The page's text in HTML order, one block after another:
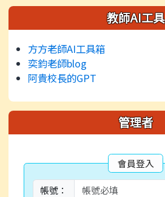
左邊區域內容 教師AI工具
方方老師AI工具箱
奕鈞老師blog
阿貴校長的GPT
管理者
會員登入
帳號：